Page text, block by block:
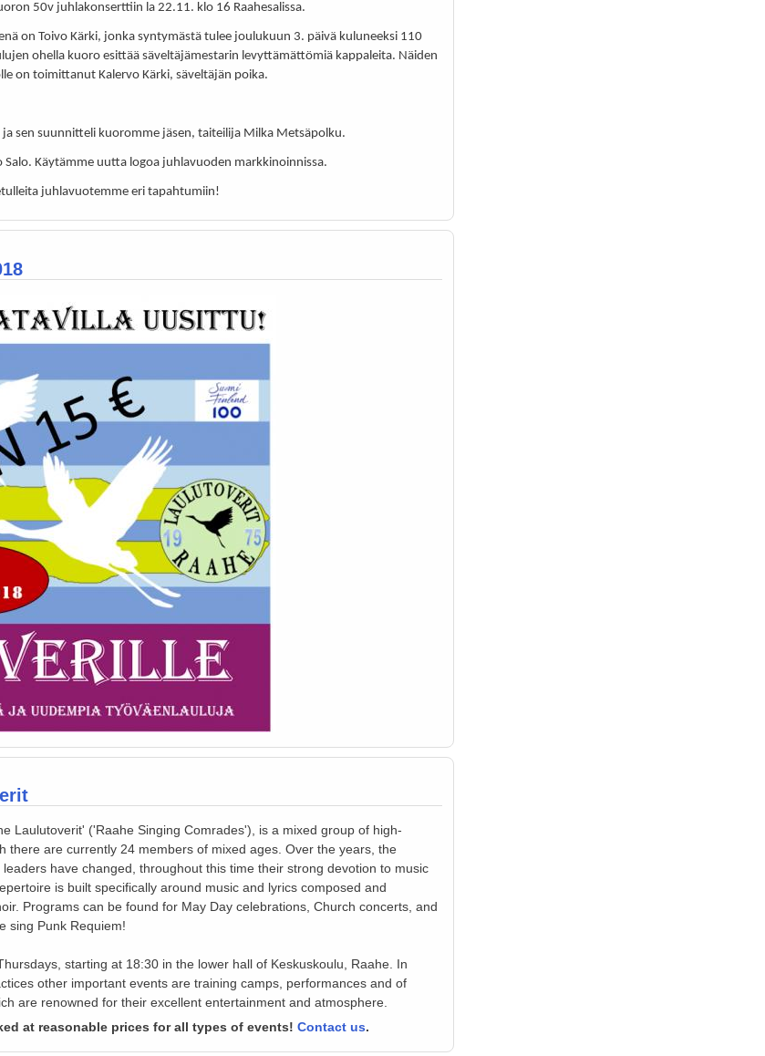
50v juhlakonserttiin la 22.11. klo 16 Raahesalissa.
on Toivo Kärki, jonka syntymästä tulee joulukuun 3. päivä kuluneeksi 110
ohella kuoro esittää säveltäjämestarin levyttämättömiä kappaleita. Näiden
on toimittanut Kalervo Kärki, säveltäjän poika.
sen suunnitteli kuoromme jäsen, taiteilija Milka Metsäpolku.
Salo. Käytämme uutta logoa juhlavuoden markkinoinnissa.
juhlavuotemme eri tapahtumiin!
Laulutoverit' ('Raahe Singing Comrades'), is a mixed group of high-
there are currently 24 members of mixed ages. Over the years, the
have changed, throughout this time their strong devotion to music
is built specifically around music and lyrics composed and
Programs can be found for May Day celebrations, Church concerts, and
sing Punk Requiem!
starting at 18:30 in the lower hall of Keskuskoulu, Raahe. In
other important events are training camps, performances and of
are renowned for their excellent entertainment and atmosphere.
at reasonable prices for all types of events! Contact us.